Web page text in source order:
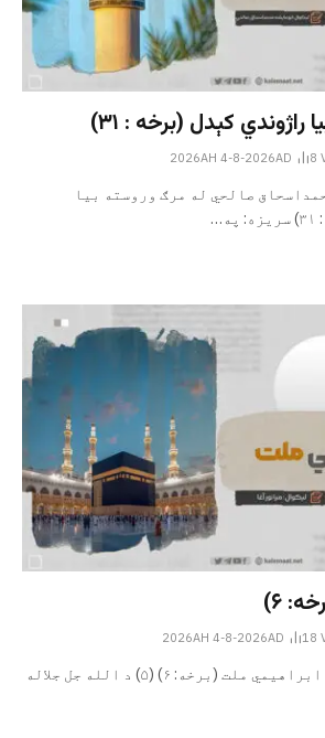
کېدل (برخه : ۳۱)
8
صالحي له مرګ وروسته بیا
۶)
18
ليکوال: میا نور آغا ابراهيمي ملت (برخه: ۶) (۵) د الله جل جلاله